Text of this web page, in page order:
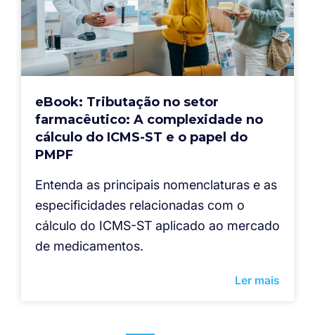
eBook: Tributação no setor
farmacêutico: A complexidade no
cálculo do ICMS-ST e o papel do
PMPF
Entenda as principais nomenclaturas e as
especificidades relacionadas com o
cálculo do ICMS-ST aplicado ao mercado
de medicamentos.
Ler mais